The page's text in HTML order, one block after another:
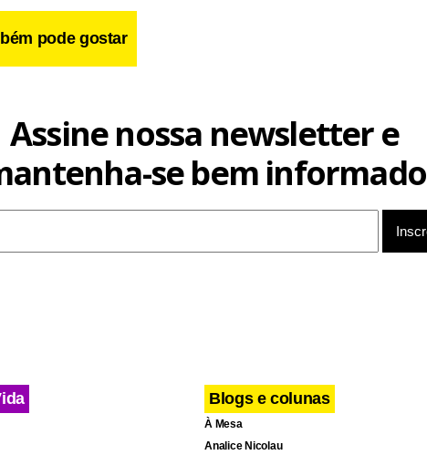
pode gostar
Assine nossa newsletter e
se bem informado
Blogs e colunas
À Mesa
Analice Nicolau